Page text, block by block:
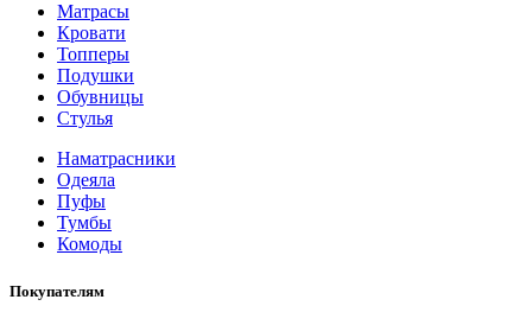
Матрасы
Кровати
Топперы
Подушки
Обувницы
Стулья
Наматрасники
Одеяла
Пуфы
Тумбы
Комоды
Покупателям